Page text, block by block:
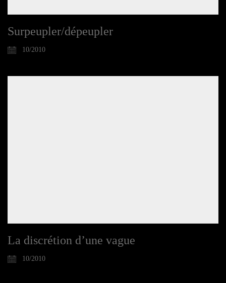
Surpeupler/dépeupler
10/2010
La discrétion d’une vague
10/2010